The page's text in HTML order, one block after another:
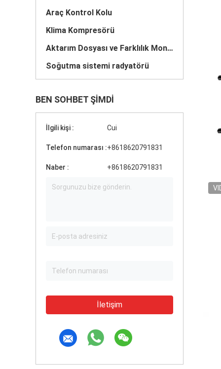
Araç Kontrol Kolu
Klima Kompresörü
Aktarım Dosyası ve Farklılık Montajı
Soğutma sistemi radyatörü
BEN SOHBET ŞIMDI
İlgili kişi : Cui
Telefon numarası :+8618620791831
Naber : +8618620791831
İletişim